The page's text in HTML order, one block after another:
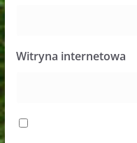
Witryna internetowa